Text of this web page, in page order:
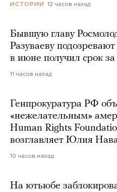
ИСТОРИИ 12 часов назад
Бывшую главу
Разуваеву
в июне получил срок
11 часов назад
Генпрокуратура РФ
«нежелательным»
Human Rights
возглавляет Юлия
10 часов назад
На ютьюбе